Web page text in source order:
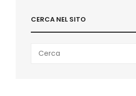
CERCA NEL SITO
for: